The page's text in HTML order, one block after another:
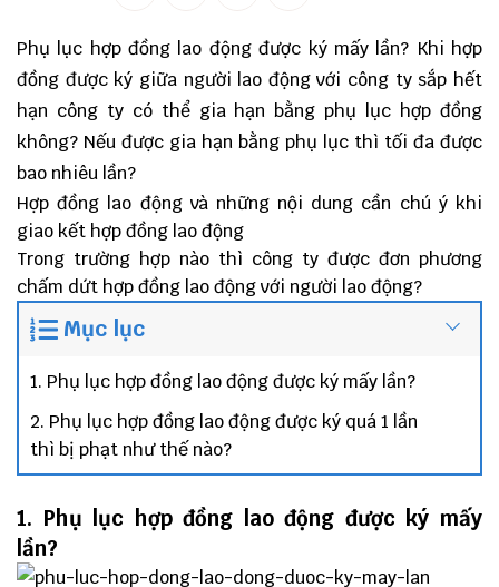
Phụ lục hợp đồng lao động được ký mấy lần? Khi hợp
đồng được ký giữa người lao động với công ty sắp hết
hạn công ty có thể gia hạn bằng phụ lục hợp đồng
không? Nếu được gia hạn bằng phụ lục thì tối đa được
bao nhiêu lần?
Hợp đồng lao động và những nội dung cần chú ý khi
giao kết hợp đồng lao động
Trong trường hợp nào thì công ty được đơn phương
chấm dứt hợp đồng lao động với người lao động?
Mục lục
1. Phụ lục hợp đồng lao động được ký mấy lần?
2. Phụ lục hợp đồng lao động được ký quá 1 lần
thì bị phạt như thế nào?
1. Phụ lục hợp đồng lao động được ký mấy
lần?